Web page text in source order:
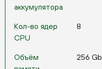
аккумулятора
Кол-во ядер
CPU
8
Объём
256 Gb